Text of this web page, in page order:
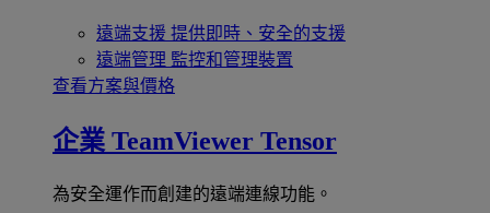
遠端支援 提供即時、安全的支援
遠端管理 監控和管理裝置
查看方案與價格
企業 TeamViewer Tensor
為安全運作而創建的遠端連線功能。